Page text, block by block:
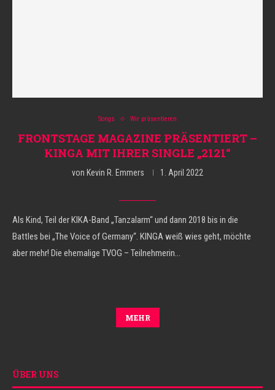
Songs Wir präsentieren
FRONTSTAGE MAGAZINE PRÄSENTIERT –
KINGA MIT IHRER SINGLE „2121“
von Kevin R. Emmers 1. April 2022
Als Kind, Teil der KIKA-Band „Tanzalarm“ und dann 2018 bis in die
Battles bei „The Voice of Germany“. KINGA weiß wies geht, möchte
aber mehr! Die ehemalige TVOG – Teilnehmerin…
MEHR
ÜBER UNS